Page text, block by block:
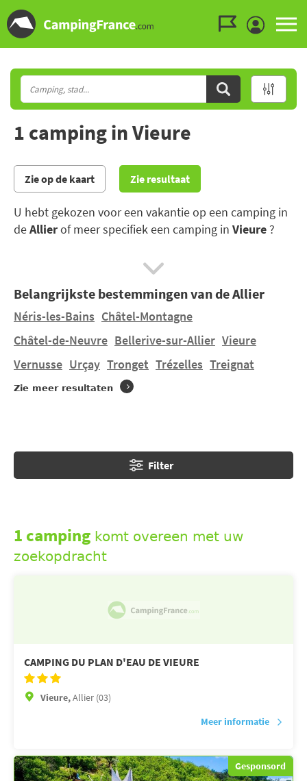
1 camping in Vieure
Zie op de kaart Zie resultaat
U hebt gekozen voor een vakantie op een camping in
deAllierof meer specifiek een camping in Vieure ?
In de Allier kunt u op ontdekking van zijn
natuurlijke thermische activiteit van Vichy.
U wilt verblijven in een tent, een stacaravan huren in
Vieureop een terrein van aanvaardbare grootte ? U
vindt 1 camping inVieure. Ontdek CAMPING DU PLAN
D'EAU DE VIEURE.
Belangrijkste bestemmingen van de Allier
Néris-les-Bains Châtel-Montagne
Châtel-de-Neuvre Bellerive-sur-Allier Vieure
Vernusse Urçay Tronget Trézelles Treignat
Zie meer resultaten
Filter
1 camping komt overeen met uw
zoekopdracht
CAMPING DU PLAN D'EAU DE VIEURE
Vieure,Allier (03)
Meer informatie
Gesponsord